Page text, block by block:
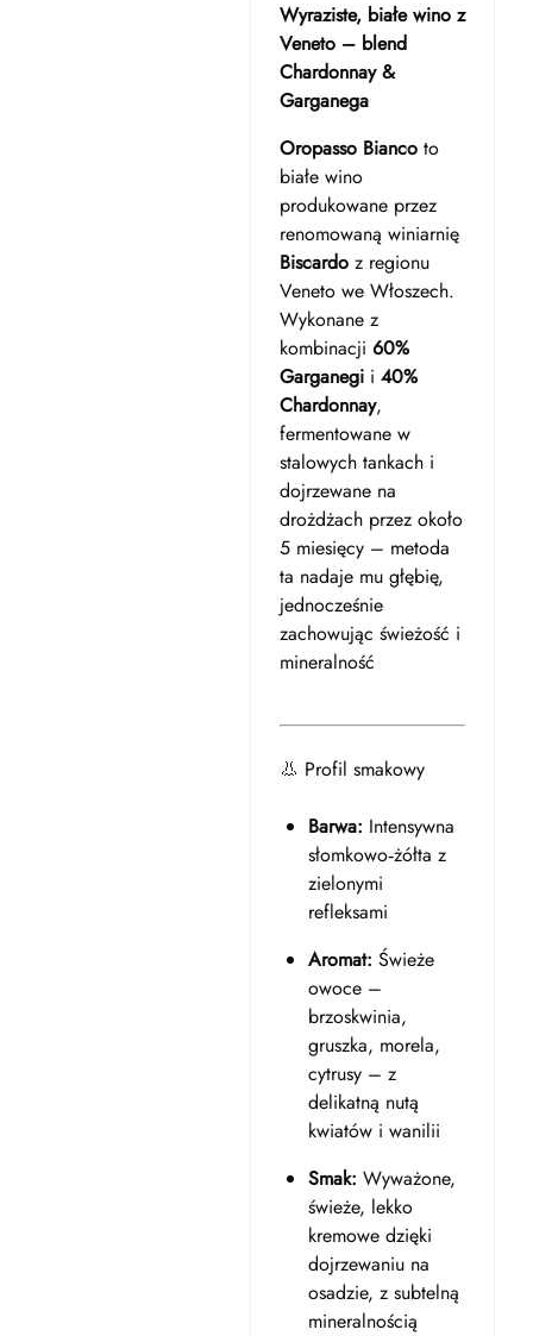
Wyraziste, białe wino z
Veneto – blend
Chardonnay &
Garganega
Oropasso Biancoto
białe wino
produkowane przez
renomowaną winiarnię
Biscardoz regionu
Veneto we Włoszech.
Wykonane z
kombinacji 60%
Garganegii 40%
Chardonnay,
fermentowane w
stalowych tankach i
dojrzewane na
drożdżach przez około
5 miesięcy – metoda
ta nadaje mu głębię,
jednocześnie
zachowując świeżość i
mineralność
👃 Profil smakowy
Barwa: Intensywna
słomkowo‑żółta z
zielonymi
refleksami
Aromat: Świeże
owoce –
brzoskwinia,
gruszka, morela,
cytrusy – z
delikatną nutą
kwiatów i wanilii
Smak: Wyważone,
świeże, lekko
kremowe dzięki
dojrzewaniu na
osadzie, z subtelną
mineralnością